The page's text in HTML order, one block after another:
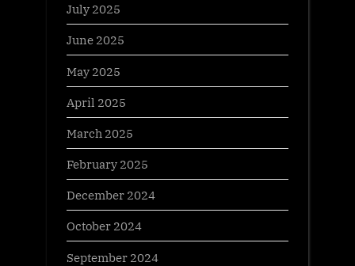
July 2025
June 2025
May 2025
April 2025
March 2025
February 2025
December 2024
October 2024
September 2024